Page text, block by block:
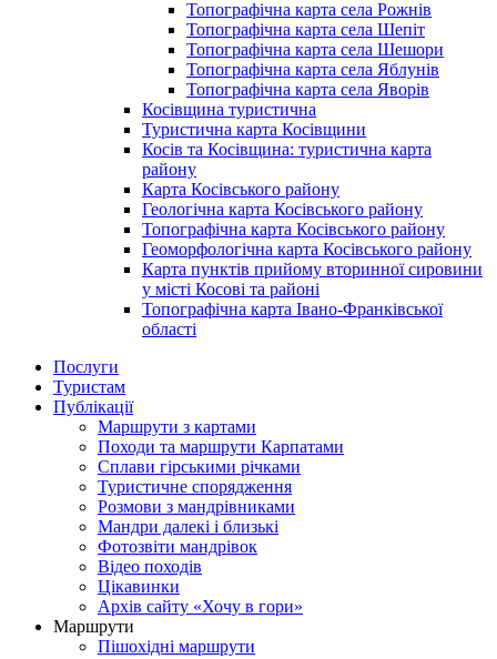
Топографічна карта села Рожнів
Топографічна карта села Шепіт
Топографічна карта села Шешори
Топографічна карта села Яблунів
Топографічна карта села Яворів
Косівщина туристична
Туристична карта Косівщини
Косів та Косівщина: туристична карта
району
Карта Косівського району
Геологічна карта Косівського району
Топографічна карта Косівського району
Геоморфологічна карта Косівського району
Карта пунктів прийому вторинної сировини
у місті Косові та районі
Топографічна карта Івано-Франківської
області
Послуги
Туристам
Публікації
Маршрути з картами
Походи та маршрути Карпатами
Сплави гірськими річками
Туристичне спорядження
Розмови з мандрівниками
Мандри далекі і близькі
Фотозвіти мандрівок
Відео походів
Цікавинки
Архів сайту «Хочу в гори»
Маршрути
Пішохідні маршрути